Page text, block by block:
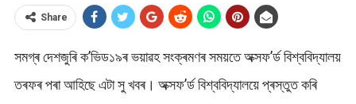
Share
সমগ্ৰ দেশজুৰি ক’ভিড১৯ৰ ভয়াৱহ সংক্ৰমণৰ সময়তে অক্সফ’ৰ্ড বিশ্ববিদ্যালয়
তৰফৰ পৰা আহিছে এটা সু খবৰ। অক্সফ’ৰ্ড বিশ্ববিদ্যালয়ে প্ৰস্তুত কৰি